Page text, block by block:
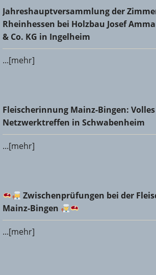
Jahreshauptversammlung der
Rheinhessen bei Holzbau Josef
Co. KG in Ingelheim
Jahreshauptversammlung der
Rheinhessen bei Holzbau Josef
& Co. KG in Ingelheim
...[mehr]
Fleischerinnung Mainz-Bingen: Volles
Netzwerktreffen in Schwabenheim
Fleischerinnung Mainz-Bingen:
Netzwerktreffen in Schwabenheim
...[mehr]
Zwischenprüfungen bei der
Bingen
Zwischenprüfungen bei der
Mainz-Bingen
...[mehr]